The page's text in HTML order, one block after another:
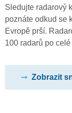
Sledujte radarový
poznáte odkud se
Evropě prší.
100 radarů po
Zobrazit